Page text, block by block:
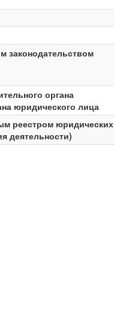
законодательством
органа
юридического лица
реестром юридических
деятельности)